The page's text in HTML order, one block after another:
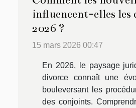
influencent-elles les
2026 ?
15 mars 2026 00:47
En 2026, le paysage
divorce connaît une
bouleversant les
des conjoints.